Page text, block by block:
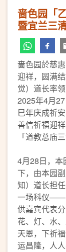
啬色园「
暨宜兰三
啬色园於慈
迎祥，圆满
觉）道长率
2025年4月
巳年庆成祈
善信祈福迎
「道教总庙
4月28日，本
下，由本园
知）道长担
一场科仪——
供嘉宾代表
花、灯、水
天恩，下祈
运昌隆，人